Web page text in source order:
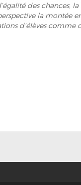
des chances,
la montée
d’élèves comme